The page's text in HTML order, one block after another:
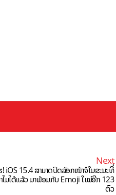
Next
! iOS 15.4 ສາມາດປົດລັອກໜ້າຈໍໃນຂະນະທີ່
ໄມໄດ້ແລ້ວ ມາພ້ອມກັບ Emoji ໃໝ່ອີກ 123
ຕົວ